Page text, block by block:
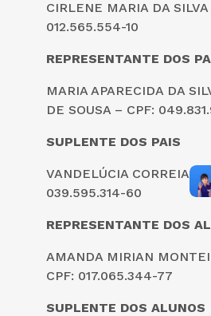
CIRLENE MARIA DA SILVA
012.565.554-10
REPRESENTANTE DOS
MARIA APARECIDA DA
DE SOUSA – CPF:
SUPLENTE DOS PAIS
VANDELÚCIA CORREIA
039.595.314-60
REPRESENTANTE DOS
AMANDA MIRIAN
CPF: 017.065.344-77
SUPLENTE DOS ALUNOS